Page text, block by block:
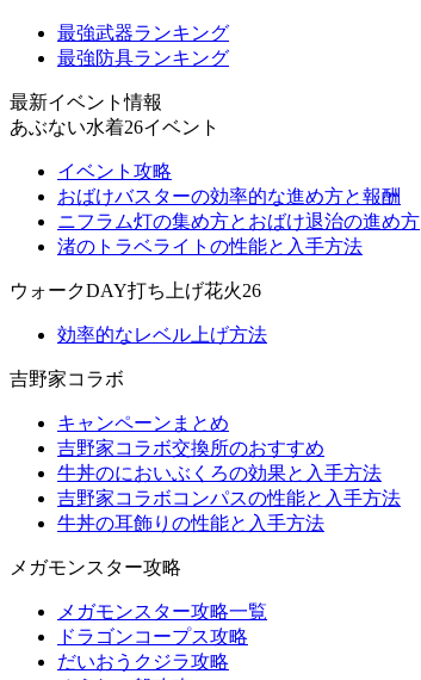
最強武器ランキング
最強防具ランキング
最新イベント情報
あぶない水着26イベント
イベント攻略
おばけバスターの効率的な進め方と報酬
ニフラム灯の集め方とおばけ退治の進め方
渚のトラベライトの性能と入手方法
ウォークDAY打ち上げ花火26
効率的なレベル上げ方法
吉野家コラボ
キャンペーンまとめ
吉野家コラボ交換所のおすすめ
牛丼のにおいぶくろの効果と入手方法
吉野家コラボコンパスの性能と入手方法
牛丼の耳飾りの性能と入手方法
メガモンスター攻略
メガモンスター攻略一覧
ドラゴンコープス攻略
だいおうクジラ攻略